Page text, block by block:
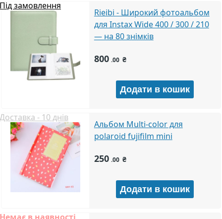
Під замовлення
Rieibi - Широкий фотоальбом
для Instax Wide 400 / 300 / 210
— на 80 знімків
800 .00 ₴
Доставка - 10 днів
Альбом Multi-color для
polaroid fujifilm mini
250 .00 ₴